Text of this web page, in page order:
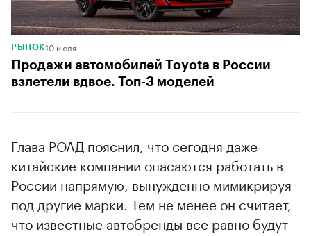
РЫНОК10 июля
Продажи автомобилей Toyota в России
взлетели вдвое. Топ-3 моделей
Глава РОАД пояснил, что сегодня даже
китайские компании опасаются работать в
России напрямую, вынужденно мимикрируя
под другие марки. Тем не менее он считает,
что известные автобренды все равно будут